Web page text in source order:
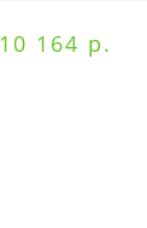
10 164 р.